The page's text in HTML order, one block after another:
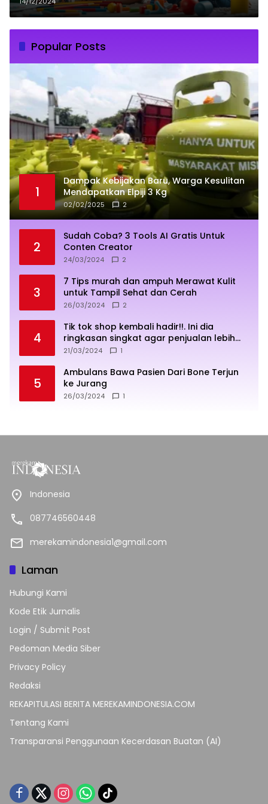
Popular Posts
1
Dampak Kebijakan Baru, Warga Kesulitan
Mendapatkan Elpiji 3 Kg
02/02/2025 2
2
Sudah Coba? 3 Tools AI Gratis Untuk
Conten Creator
24/03/2024 2
3
7 Tips murah dan ampuh Merawat Kulit
untuk Tampil Sehat dan Cerah
26/03/2024 2
4
Tik tok shop kembali hadir!!. Ini dia
ringkasan singkat agar penjualan lebih
sukses
21/03/2024 1
5
Ambulans Bawa Pasien Dari Bone Terjun
ke Jurang
26/03/2024 1
Indonesia
087746560448
merekamindonesia1@gmail.com
Laman
Hubungi Kami
Kode Etik Jurnalis
Login / Submit Post
Pedoman Media Siber
Privacy Policy
Redaksi
REKAPITULASI BERITA MEREKAMINDONESIA.COM
Tentang Kami
Transparansi Penggunaan Kecerdasan Buatan (AI)